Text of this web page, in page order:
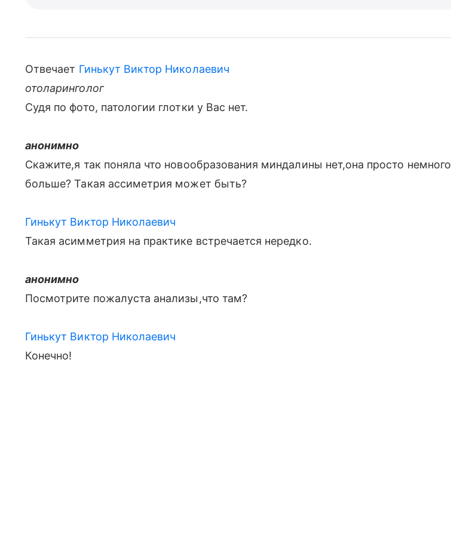
Отвечает Гинькут Виктор Николаевич
отоларинголог
Судя по фото, патологии глотки у Вас нет.
анонимно
Скажите,я так поняла что новообразования миндалины нет,она просто немного
больше? Такая ассиметрия может быть?
Гинькут Виктор Николаевич
Такая асимметрия на практике встречается нередко.
анонимно
Посмотрите пожалуста анализы,что там?
Гинькут Виктор Николаевич
Конечно!